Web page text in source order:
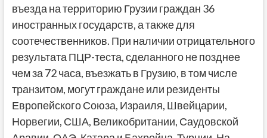
въезда на территорию Грузии граждан 36
иностранных государств, а также для
соотечественников. При наличии отрицательного
результата ПЦР-теста, сделанного не позднее
чем за 72 часа, въезжать в Грузию, в том числе
транзитом, могут граждане или резиденты
Европейского Союза, Израиля, Швейцарии,
Норвегии, США, Великобритании, Саудовской